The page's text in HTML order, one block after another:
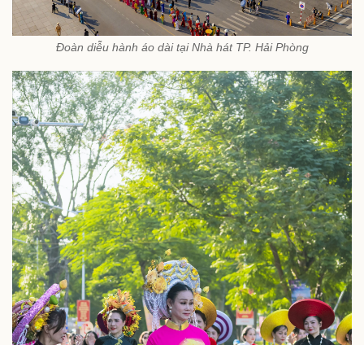
Đoàn diễu hành áo dài tại Nhà hát TP. Hải Phòng